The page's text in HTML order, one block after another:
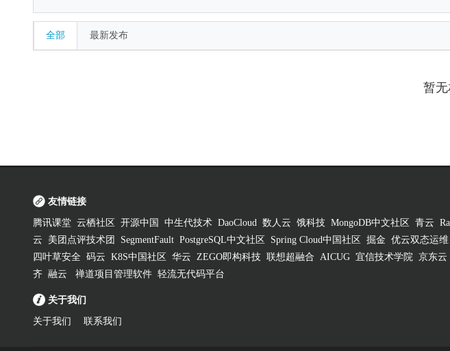
全部 最新发布
暂
友情链接
腾讯课堂 云栖社区 开源中国 中生代技术 DaoCloud 数人云 饿科技 MongoDB中文社区 青云
云
美团点评技术团 SegmentFault PostgreSQL中文社区 Spring Cloud中国社区 掘金 优云双态运维
四叶草安全 码云 K8S中国社区 华云 ZEGO即构科技 联想超融合 AICUG 宜信技术学院 京东云
齐 融云 禅道项目管理软件 轻流无代码平台
关于我们
关于我们 联系我们